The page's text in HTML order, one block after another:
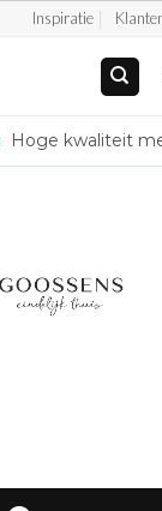
Inspiratie
Hoge kwaliteit